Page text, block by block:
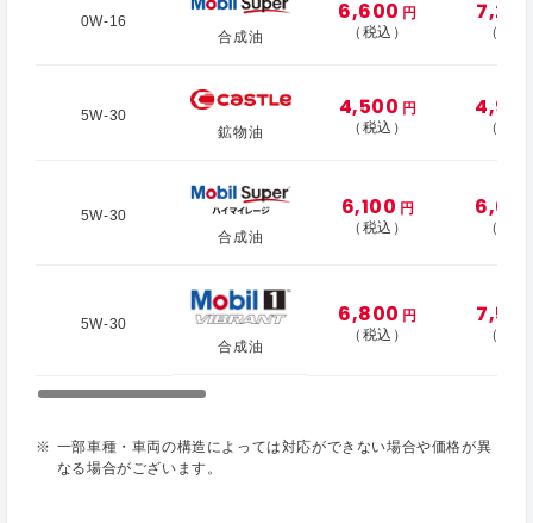
0W-16
合成油
6,600 円
（税込）
（税
5W-30
鉱物油
4,500 円
（税込）
（税
5W-30
合成油
6,100 円
（税込）
（税
5W-30
合成油
6,800 円
（税込）
（税
一部車種・車両の構造によっては対応ができない場合や価格が異
なる場合がございます。